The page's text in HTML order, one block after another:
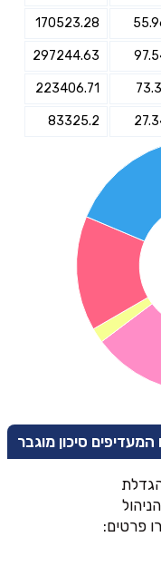
170523.28
297244.63
223406.71
83325.2
סיכון מוגבר
פרטים: